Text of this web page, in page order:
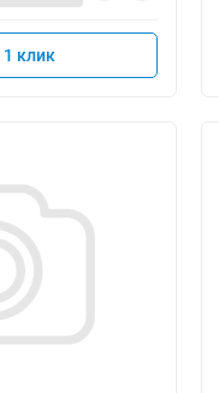
1 клик